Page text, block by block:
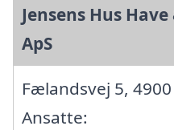
Jensens Hus
ApS
Fælandsvej 5,
Ansatte: